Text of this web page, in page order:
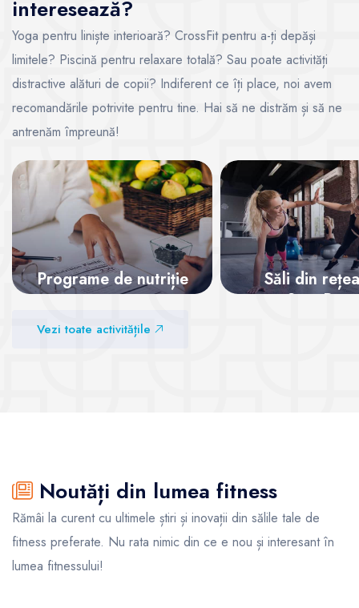
interesează?
Yoga pentru liniște interioară? CrossFit pentru a-ți depăși
limitele? Piscină pentru relaxare totală? Sau poate activități
distractive alături de copii? Indiferent ce îți place, noi avem
recomandările potrivite pentru tine. Hai să ne distrăm și să ne
antrenăm împreună!
Programe de nutriție
Vezi sălile
Săli din
SanoPass
Vezi toate activitățile
Noutăți din lumea fitness
Rămâi la curent cu ultimele știri și inovații din sălile tale de
fitness preferate. Nu rata nimic din ce e nou și interesant în
lumea fitnessului!